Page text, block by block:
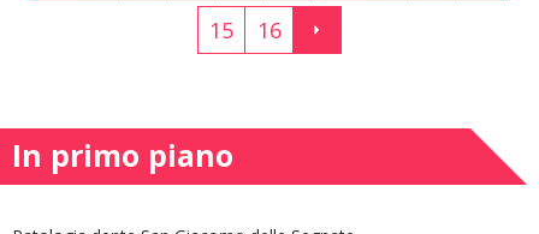
15
16
In primo piano